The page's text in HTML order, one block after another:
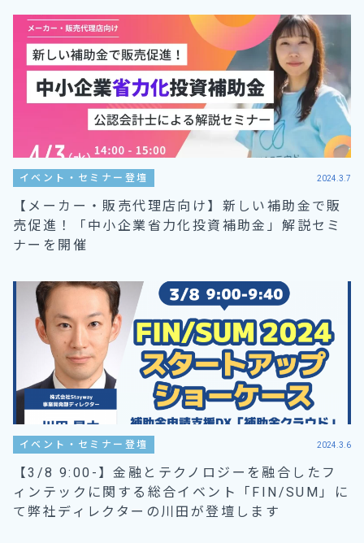
イベント・セミナー登壇 2024.3.7
【メーカー・販売代理店向け】新しい補助金で販
売促進！「中小企業省力化投資補助金」解説セミ
ナーを開催
イベント・セミナー登壇 2024.3.6
【3/8 9:00-】金融とテクノロジーを融合したフ
ィンテックに関する総合イベント「FIN/SUM」に
て弊社ディレクターの川田が登壇します